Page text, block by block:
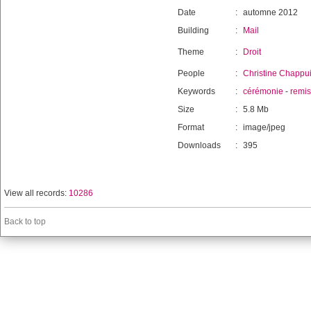
Date : automne 2012
Building
: Mail
Theme : Droit
People : Christine
Keywords
: cérémonie -
Size
: 5.8 Mb
Format
: image/jpeg
Downloads
: 395
View all records: 10286
Back to top